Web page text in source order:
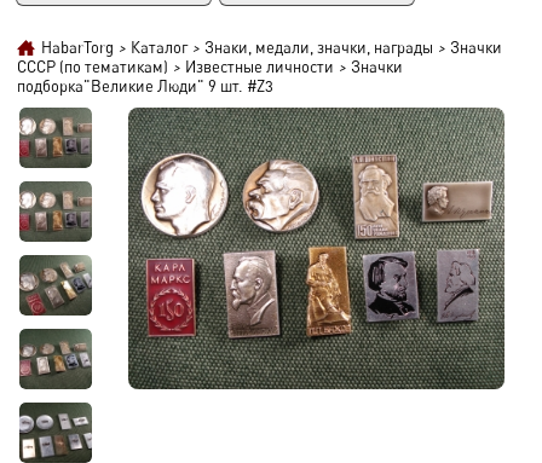
HabarTorg > Каталог > Знаки, медали, значки, награды > Значки
СССР (по тематикам) > Известные личности > Значки
подборка"Великие Люди" 9 шт. #Z3